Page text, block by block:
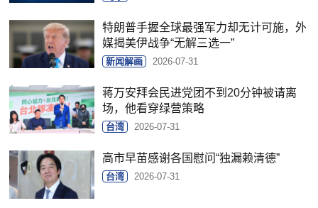
特朗普手握全球最强军力却无计可施，外
媒揭美伊战争“无解三选一”
新闻解画 2026-07-31
蒋万安拜会民进党团不到20分钟被请离
场，他看穿绿营策略
台湾 2026-07-31
高市早苗感谢各国慰问“独漏赖清德”
台湾 2026-07-31